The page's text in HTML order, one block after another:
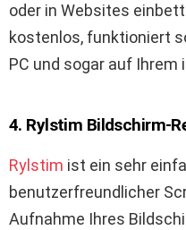
oder in Websites
kostenlos, funktioniert
PC und sogar auf Ihrem
4. Rylstim Bildschirm-
Rylstim ist ein sehr
benutzerfreundlicher
Aufnahme Ihres